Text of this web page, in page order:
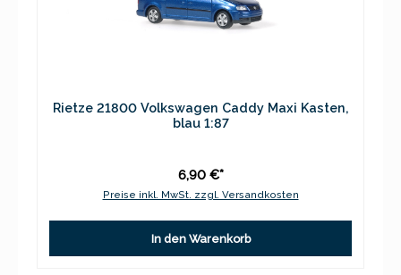
Rietze 21800 Volkswagen Caddy Maxi Kasten,
blau 1:87
6,90 €*
Preise inkl. MwSt. zzgl. Versandkosten
In den Warenkorb